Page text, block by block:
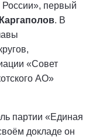
России», первый
. В
«Совет
АО»
партии «Единая
докладе он